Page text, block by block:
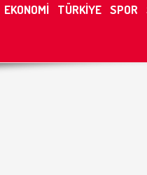
EKONOMİ TÜRKİYE SPOR